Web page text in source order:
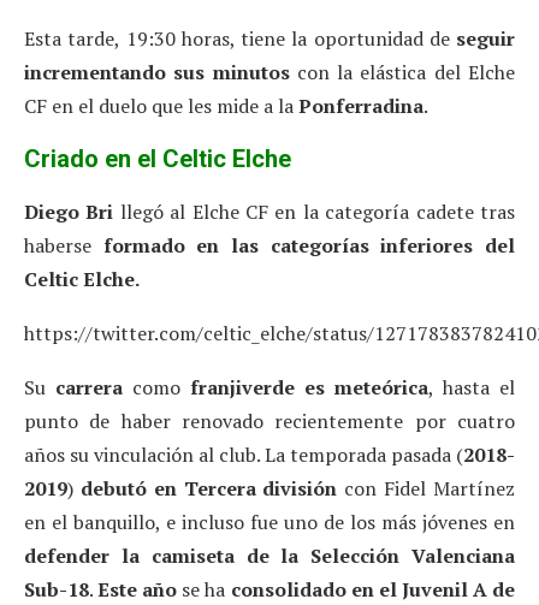
Esta tarde, 19:30 horas, tiene la oportunidad de seguir
incrementando sus minutoscon la elástica del Elche
CF en el duelo que les mide a laPonferradina.
Criado en el Celtic Elche
Diego Bri llegó al Elche CF en la categoría cadete tras
haberse formado en las categorías inferiores del
Celtic Elche.
https://twitter.com/celtic_elche/status/
Su carrera como franjiverde es meteórica, hasta el
punto de haber renovado recientemente por cuatro
años su vinculación al club. La temporada pasada (2018-
2019) debutó en Tercera división con Fidel Martínez
en el banquillo, e incluso fue uno de los más jóvenes en
defender la camiseta de la Selección Valenciana
Sub-18.Este año se ha consolidado en el Juvenil A de